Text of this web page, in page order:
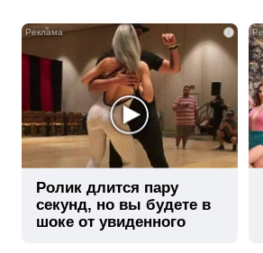
i
Ролик длится пару
секунд, но вы будете в
шоке от увиденного